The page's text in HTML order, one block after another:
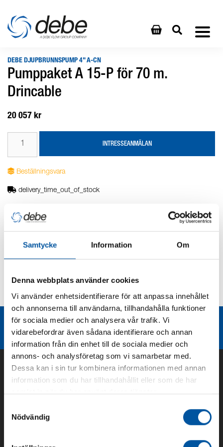
Samtycke Information Om
Denna webbplats använder cookies
Vi använder enhetsidentifierare för att anpassa innehållet
och annonserna till användarna, tillhandahålla funktioner
för sociala medier och analysera vår trafik. Vi
vidarebefordrar även sådana identifierare och annan
information från din enhet till de sociala medier och
annons- och analysföretag som vi samarbetar med.
Dessa kan i sin tur kombinera informationen med annan
information som du har tillhandahållit eller som de har
samlat in när du har använt deras tjänster.
Nödvändig
DEBE DJUPBRUNNSPUMP 4" A-CN
Pumppaket A 15-P för 70 m.
Drincable
20 057 kr
INTRESSEANMÄLAN
Beställningsvara
delivery_time_out_of_stock
Produktbeskrivning
Teknisk dokumentation
Liknande produktgrupper